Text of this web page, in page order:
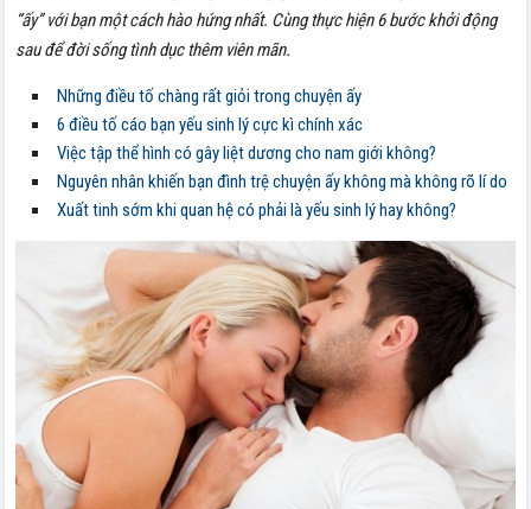
“ấy” với bạn một cách hào hứng nhất. Cùng thực hiện 6 bước khởi động
sau để đời sống tình dục thêm viên mãn.
Những điều tố chàng rất giỏi trong chuyện ấy
6 điều tố cáo bạn yếu sinh lý cực kì chính xác
Việc tập thể hình có gây liệt dương cho nam giới không?
Nguyên nhân khiến bạn đình trệ chuyện ấy không mà không rõ lí do
Xuất tinh sớm khi quan hệ có phải là yếu sinh lý hay không?